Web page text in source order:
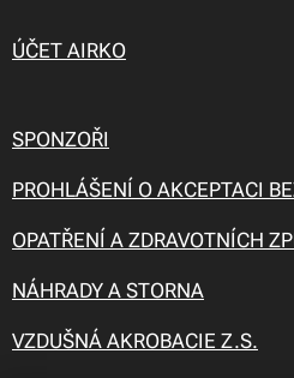
ÚČET AIRKO
SPONZOŘI
PROHLÁŠENÍ O AKCEPTACI
OPATŘENÍ A ZDRAVOTNÍCH
NÁHRADY A STORNA
VZDUŠNÁ AKROBACIE Z.S.